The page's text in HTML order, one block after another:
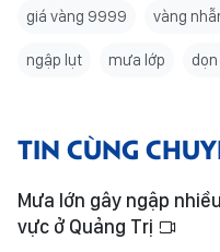
giá vàng 9999 vàng
ngập lụt mưa lớp
TIN CÙNG
Mưa lớn gây ngập
vực ở Quảng Trị